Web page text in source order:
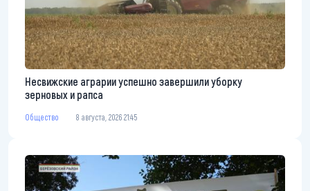
Несвижские аграрии успешно завершили уборку
зерновых и рапса
Общество 8 августа, 2026 21:45